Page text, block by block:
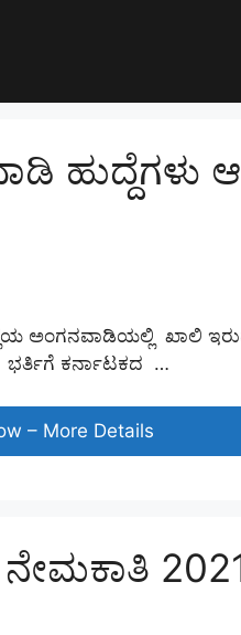
ಅಂಗನವಾಡಿಯಲ್ಲಿ ಖಾಲಿ
ಭರ್ತಿಗೆ ಕರ್ನಾಟಕದ …
– More Details
ಅಂಗನವಾಡಿ
ಸಲ್ಲಿಸಿ